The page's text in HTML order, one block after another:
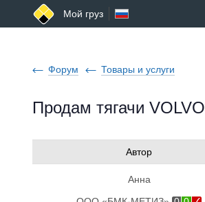
Мой груз
Форум Товары и услуги
Продам тягачи
Автор
Анна